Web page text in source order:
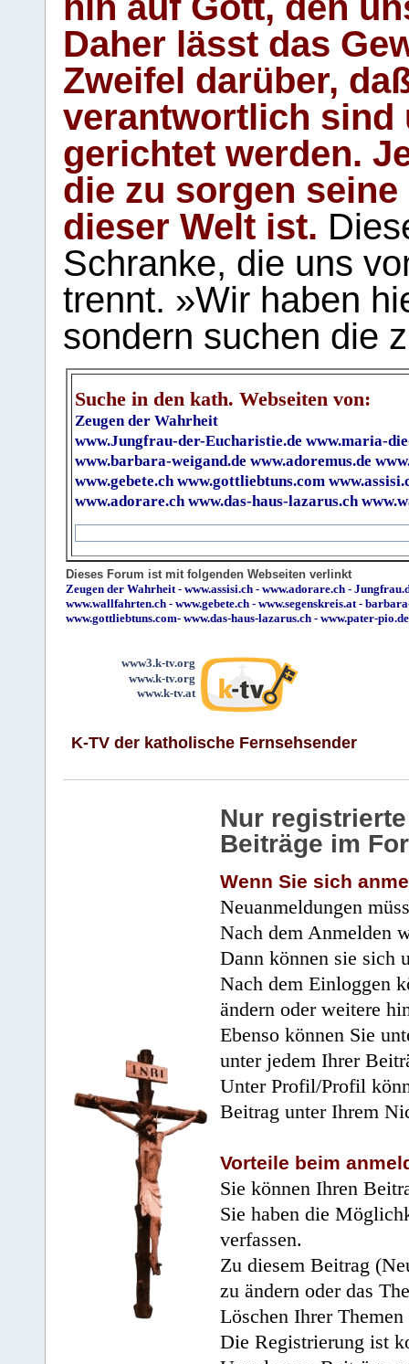
Daher lässt das
Zweifel darüber,
verantwortlich sind
gerichtet werden.
die zu sorgen
dieser Welt ist.
Schranke, die uns
trennt. »Wir haben
sondern suchen die
Suche in den kath. Webseiten von:
Zeugen der Wahrheit
www.Jungfrau-der-Eucharistie.de www.maria-
www.barbara-weigand.de www.adoremus.de
www.gebete.ch www.gottliebtuns.com
www.adorare.ch www.das-haus-lazarus.ch
Dieses Forum ist mit folgenden Webseiten verlinkt
Zeugen der Wahrheit- www.assisi.ch - www.adorare.ch -
www.wallfahrten.ch - www.gebete.ch - www.segenskreis.at-
www.gottliebtuns.com- www.das-haus-lazarus.ch - www.pater-pio.de
www3.k-tv.org
www.k-tv.org
www.k-tv.at
K-TV der katholische Fernsehsender
Nur
Beiträge im
Wenn Sie sich
Neuanmeldungen
Nach dem Anmelden
Dann können sie sich
Nach dem Einloggen
ändern oder weitere
Ebenso können Sie
unter jedem Ihrer
Unter Profil/Profil
Beitrag unter Ihrem
Vorteile beim
Sie können Ihren
Sie haben die
verfassen.
Zu diesem Beitrag
zu ändern oder das
Löschen Ihrer
Die Registrierung ist